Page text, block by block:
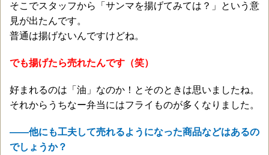
そこでスタッフから「サンマを揚げてみては？」という意
見が出たんです。
普通は揚げないんですけどね。
でも揚げたら売れたんです（笑）
好まれるのは「油」なのか！とそのときは思いましたね。
それからうちなー弁当にはフライものが多くなりました。
——他にも工夫して売れるようになった商品などはあるの
でしょうか？